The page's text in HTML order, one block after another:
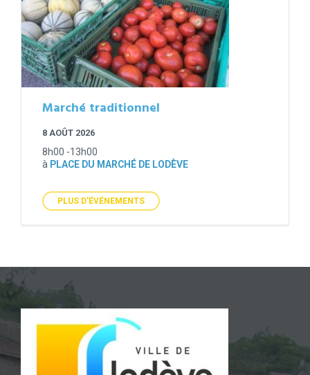
Marché traditionnel
8 AOÛT 2026
8h00 -13h00
à PLACE DU MARCHÉ DE LODÈVE
PLUS D'ÉVÉNEMENTS